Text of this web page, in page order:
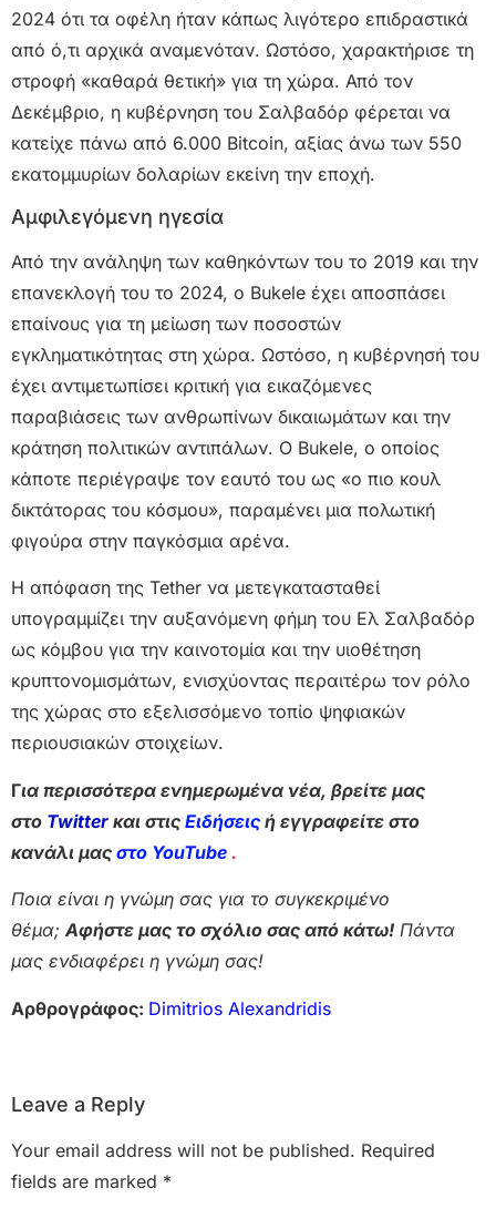
2024 ότι τα οφέλη ήταν κάπως λιγότερο επιδραστικά
από ό,τι αρχικά αναμενόταν. Ωστόσο, χαρακτήρισε τη
στροφή «καθαρά θετική» για τη χώρα. Από τον
Δεκέμβριο, η κυβέρνηση του Σαλβαδόρ φέρεται να
κατείχε πάνω από 6.000 Bitcoin, αξίας άνω των 550
εκατομμυρίων δολαρίων εκείνη την εποχή.
Αμφιλεγόμενη ηγεσία
Από την ανάληψη των καθηκόντων του το 2019 και την
επανεκλογή του το 2024, ο Bukele έχει αποσπάσει
επαίνους για τη μείωση των ποσοστών
εγκληματικότητας στη χώρα. Ωστόσο, η κυβέρνησή του
έχει αντιμετωπίσει κριτική για εικαζόμενες
παραβιάσεις των ανθρωπίνων δικαιωμάτων και την
κράτηση πολιτικών αντιπάλων. Ο Bukele, ο οποίος
κάποτε περιέγραψε τον εαυτό του ως «ο πιο κουλ
δικτάτορας του κόσμου», παραμένει μια πολωτική
φιγούρα στην παγκόσμια αρένα.
Η απόφαση της Tether να μετεγκατασταθεί
υπογραμμίζει την αυξανόμενη φήμη του Ελ Σαλβαδόρ
ως κόμβου για την καινοτομία και την υιοθέτηση
κρυπτονομισμάτων, ενισχύοντας περαιτέρω τον ρόλο
της χώρας στο εξελισσόμενο τοπίο ψηφιακών
περιουσιακών στοιχείων.
Για περισσότερα ενημερωμένα νέα, βρείτε μας
στο Twitter και στις Ειδήσεις ή εγγραφείτε στο
κανάλι μας στο YouTube .
Ποια είναι η γνώμη σας για το συγκεκριμένο
θέμα;Αφήστε μας το σχόλιο σας από κάτω! Πάντα
μας ενδιαφέρει η γνώμη σας!
Αρθρογράφος: Dimitrios Alexandridis
Leave a Reply
Your email address will not be published. Required
fields are marked *